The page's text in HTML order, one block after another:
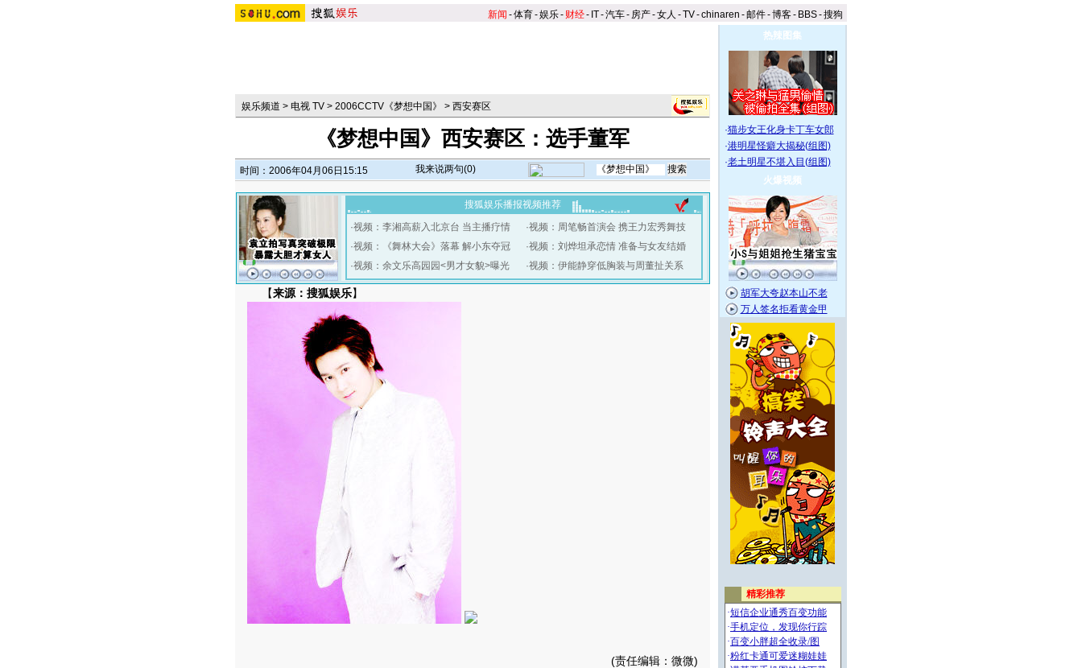
新闻 -体育-娱乐- 财经- IT-汽车- 房产-女人 -TV-chinaren -邮件-博客- BBS-搜狗
娱乐频道 > 电视 TV > 2006CCTV《梦想中国》 > 西安赛区
《梦想中国》西安赛区：选手董军
时间：2006年04月06日15:15 我来说两句(0)
搜狐娱乐播报视频推荐
·视频：李湘高薪入北京台 当主播疗情
·视频：《舞林大会》落幕 解小东夺冠
·视频：余文乐高园园<男才女貌>曝光
·视频：周笔畅首演会 携王力宏秀舞技
·视频：刘烨坦承恋情 准备与女友结婚
·视频：伊能静穿低胸装与周董扯关系
【来源：搜狐娱乐】
(责任编辑：微微)
热辣图集
·猫步女王化身卡丁车女郎
·港明星怪癖大揭秘(组图)
·老土明星不堪入目(组图)
火爆视频
胡军大夸赵本山不老
万人签名拒看黄金甲